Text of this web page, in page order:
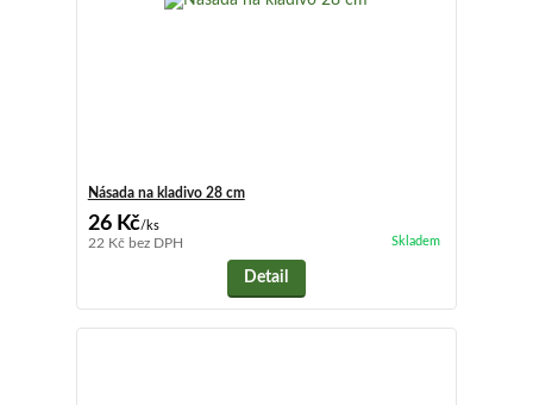
Násada na kladivo 28 cm
26 Kč/ks
22 Kč bez DPH Skladem
Detail